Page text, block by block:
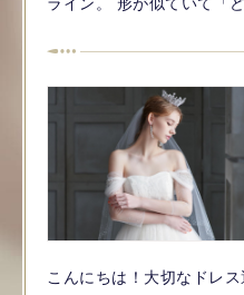
こんにちは！大切なドレ